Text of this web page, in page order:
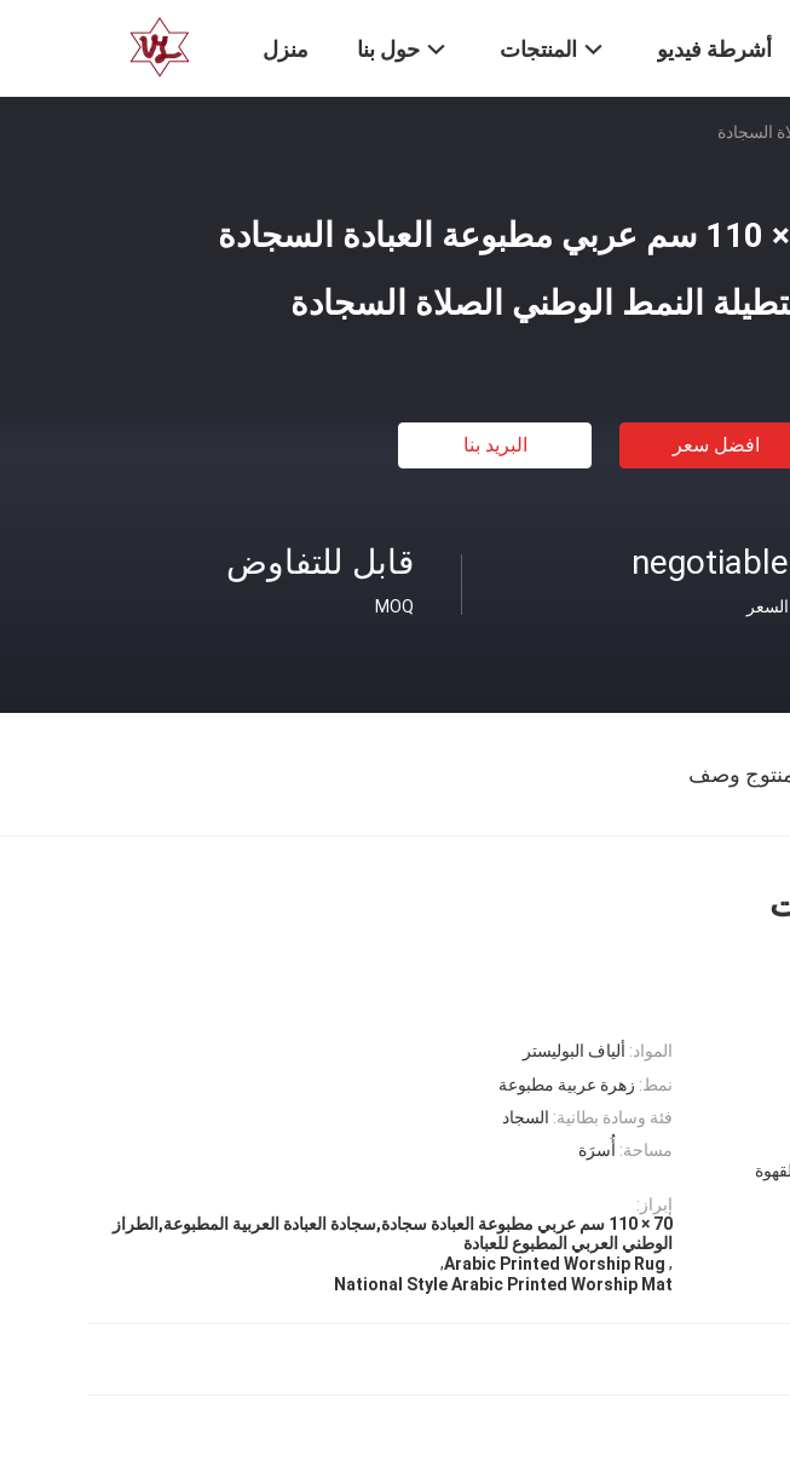
منزل حول بنا المنتجات أشرطة فيديو
70 × 110 سم عربي مطبوعة العبادة السجادة
النمط الوطني الصلاة السجادة
افضل سعر البريد بنا
قابل للتفاوض
MOQ
negotiable
السعر
وصف
المواد: ألياف البوليستر
نمط: زهرة عربية مطبوعة
فئة وسادة بطانية: السجاد
مساحة: أُسرَة
إبراز:
70 × 110 سم عربي مطبوعة العبادة سجادة,سجادة العبادة العربية المطبوعة,الطراز
الوطني العربي المطبوع للعبادة
,
Arabic Printed Worship Rug
,
National Style Arabic Printed Worship Mat